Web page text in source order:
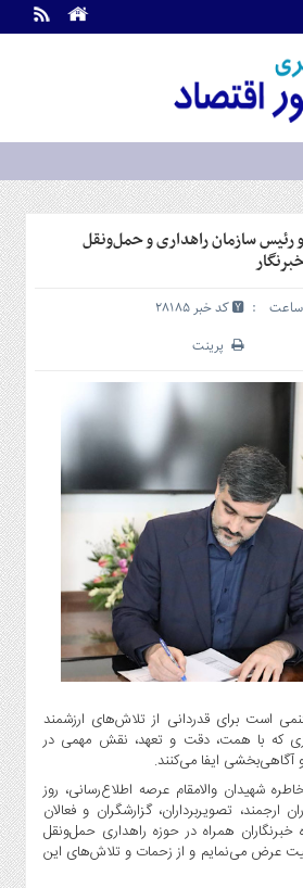
رئیس سازمان راهداری و حمل‌ونقل
: ۱۴۰۴/۰۵/۱۷ ساعت :
کد خبر 28185
پرینت
است برای قدردانی از تلاش‌های ارزشمند
که با همت، دقت و تعهد، نقش مهمی در
آگاهی‌بخشی ایفا می‌کنند.
شهیدان والامقام عرصه اطلاع‌رسانی، روز
ارجمند، تصویربرداران، گزارشگران و فعالان
خبرنگاران همراه در حوزه راهداری حمل‌ونقل
عرض می‌نمایم و از زحمات و تلاش‌های این